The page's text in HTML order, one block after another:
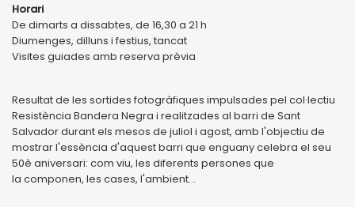
Horari
De dimarts a dissabtes, de 16,30 a 21 h
Diumenges, dilluns i festius, tancat
Visites guiades amb reserva prèvia
Resultat de les sortides fotogràfiques impulsades pel col·lectiu
Resistència Bandera Negra i realitzades al barri de Sant
Salvador durant els mesos de juliol i agost, amb l'objectiu de
mostrar l'essència d'aquest barri que enguany celebra el seu
50è aniversari: com viu, les diferents persones que
la componen, les cases, l'ambient...